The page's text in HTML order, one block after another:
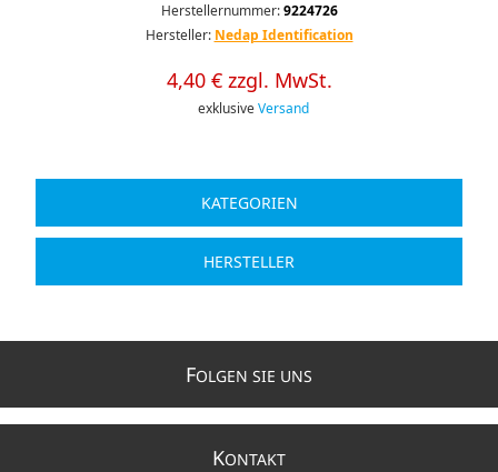
Herstellernummer: 9224726
Hersteller: Nedap Identification
4,40 € zzgl. MwSt.
exklusiveVersand
KATEGORIEN
HERSTELLER
FOLGEN SIE UNS
KONTAKT